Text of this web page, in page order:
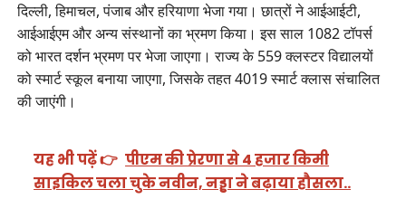
दिल्ली, हिमाचल, पंजाब और हरियाणा भेजा गया। छात्रों ने आईआईटी,
आईआईएम और अन्य संस्थानों का भ्रमण किया। इस साल 1082 टॉपर्स
को भारत दर्शन भ्रमण पर भेजा जाएगा। राज्य के 559 क्लस्टर विद्यालयों
को स्मार्ट स्कूल बनाया जाएगा, जिसके तहत 4019 स्मार्ट क्लास संचालित
की जाएंगी।
यह भी पढ़ें 👉 पीएम की प्रेरणा से 4 हजार किमी
साइकिल चला चुके नवीन, नड्डा ने बढ़ाया हौसला..